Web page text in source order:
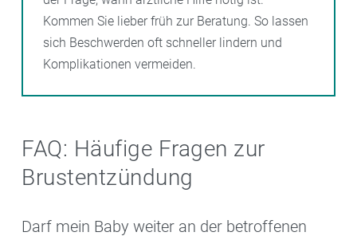
Kommen Sie lieber früh zur Beratung. So lassen
sich Beschwerden oft schneller lindern und
Komplikationen vermeiden.
FAQ: Häufige Fragen zur
Brustentzündung
Darf mein Baby weiter an der betroffenen